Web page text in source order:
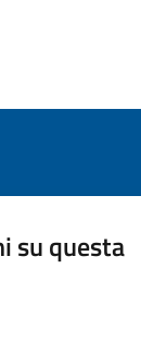
su questa